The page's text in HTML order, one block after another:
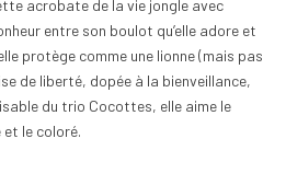
acrobate de la vie jongle avec
entre son boulot qu’elle adore et
protège comme une lionne (mais pas
de liberté, dopée à la bienveillance,
du trio Cocottes, elle aime le
et le coloré.